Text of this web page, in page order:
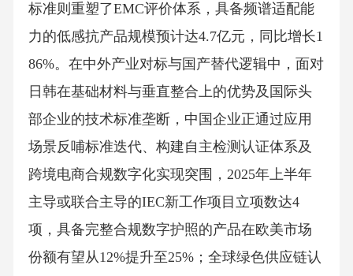
标准则重塑了EMC评价体系，具备频谱适配能
力的低感抗产品规模预计达4.7亿元，同比增长1
86%。在中外产业对标与国产替代逻辑中，面对
日韩在基础材料与垂直整合上的优势及国际头
部企业的技术标准垄断，中国企业正通过应用
场景反哺标准迭代、构建自主检测认证体系及
跨境电商合规数字化实现突围，2025年上半年
主导或联合主导的IEC新工作项目立项数达4
项，具备完整合规数字护照的产品在欧美市场
份额有望从12%提升至25%；全球绿色供应链认